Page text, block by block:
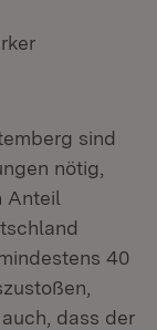
sind
nötig,
Anteil
40
dass der